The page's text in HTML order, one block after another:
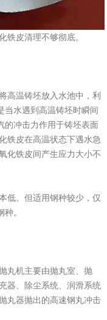
皮清理不够彻底。
温铸坯放入水池中，利
当水遇到高温铸坯时瞬间
的冲击力作用于铸坯表面
铁皮在高温状态下遇水急
化铁皮间产生应力大小不
。但适用钢种较少，仅
。
机主要由抛丸室、抛
器、除尘系统、润滑系统
丸器抛出的高速钢丸冲击